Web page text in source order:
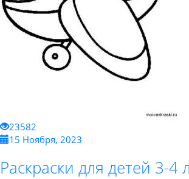
23582
15 Ноября, 2023
Раскраски для детей 3-4